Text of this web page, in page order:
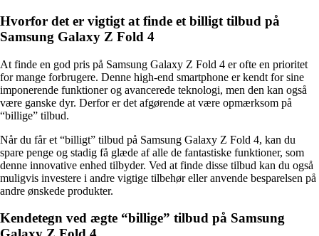
Hvorfor det er vigtigt at finde et billigt tilbud på
Samsung Galaxy Z Fold 4
At finde en god pris på Samsung Galaxy Z Fold 4 er ofte en prioritet
for mange forbrugere. Denne high-end smartphone er kendt for sine
imponerende funktioner og avancerede teknologi, men den kan også
være ganske dyr. Derfor er det afgørende at være opmærksom på
“billige” tilbud.
Når du får et “billigt” tilbud på Samsung Galaxy Z Fold 4, kan du
spare penge og stadig få glæde af alle de fantastiske funktioner, som
denne innovative enhed tilbyder. Ved at finde disse tilbud kan du også
muligvis investere i andre vigtige tilbehør eller anvende besparelsen på
andre ønskede produkter.
Kendetegn ved ægte “billige” tilbud på Samsung